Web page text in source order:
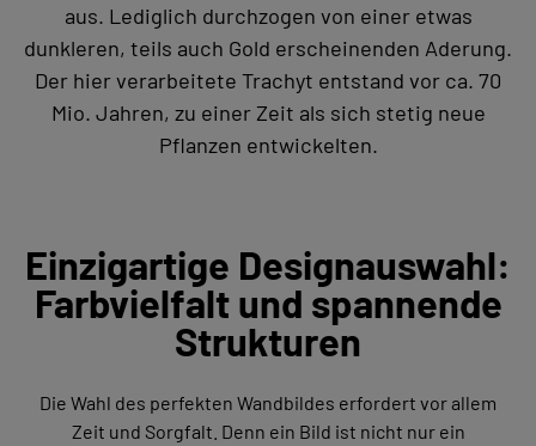
aus. Lediglich durchzogen von einer etwas
dunkleren, teils auch Gold erscheinenden Aderung.
Der hier verarbeitete Trachyt entstand vor ca. 70
Mio. Jahren, zu einer Zeit als sich stetig neue
Pflanzen entwickelten.
Einzigartige Designauswahl:
Farbvielfalt und spannende
Strukturen
Die Wahl des perfekten Wandbildes erfordert vor allem
Zeit und Sorgfalt. Denn ein Bild ist nicht nur ein